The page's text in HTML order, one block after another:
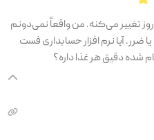
تغییر می‌کنه. من واقعاً نمی‌دونم
آیا نرم افزار حسابداری فست
شده دقیق هر غذا داره؟